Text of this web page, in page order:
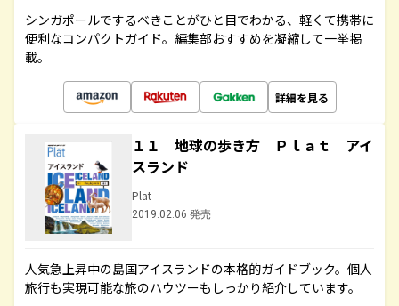
シンガポールでするべきことがひと目でわかる、軽くて携帯に
便利なコンパクトガイド。編集部おすすめを凝縮して一挙掲
載。
詳細を見る
１１ 地球の歩き方 Ｐｌａｔ アイ
スランド
Plat
2019.02.06 発売
人気急上昇中の島国アイスランドの本格的ガイドブック。個人
旅行も実現可能な旅のハウツーもしっかり紹介しています。